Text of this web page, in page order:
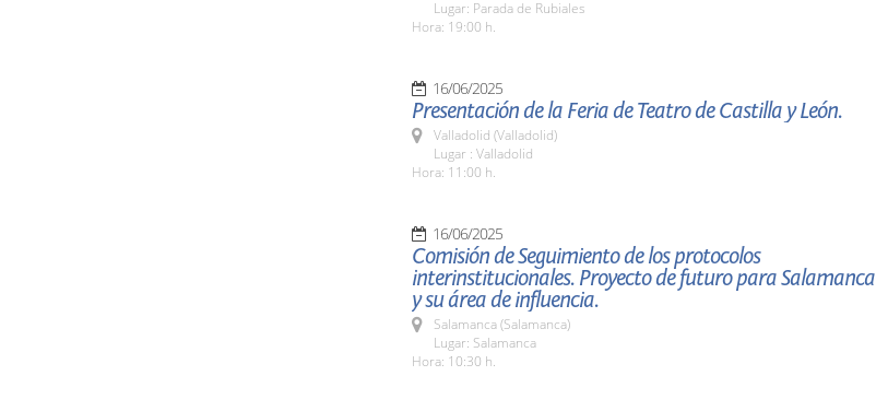
Lugar: Parada de Rubiales
Hora: 19:00 h.
16/06/2025
Presentación de la Feria de Teatro de Castilla y León.
Valladolid (Valladolid)
Lugar : Valladolid
Hora: 11:00 h.
16/06/2025
Comisión de Seguimiento de los protocolos
interinstitucionales. Proyecto de futuro para Salamanca
y su área de influencia.
Salamanca (Salamanca)
Lugar: Salamanca
Hora: 10:30 h.